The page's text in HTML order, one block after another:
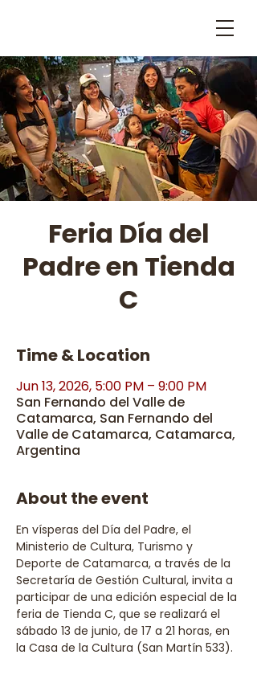
Feria Día del
Padre en Tienda
C
Time & Location
Jun 13, 2026, 5:00 PM – 9:00 PM
San Fernando del Valle de
Catamarca, San Fernando del
Valle de Catamarca, Catamarca,
Argentina
About the event
En vísperas del Día del Padre, el
Ministerio de Cultura, Turismo y
Deporte de Catamarca, a través de la
Secretaría de Gestión Cultural, invita a
participar de una edición especial de la
feria de Tienda C, que se realizará el
sábado 13 de junio, de 17 a 21 horas, en
la Casa de la Cultura (San Martín 533).